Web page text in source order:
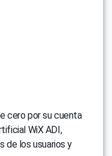
cero por su cuenta
WiX ADI,
de los usuarios y